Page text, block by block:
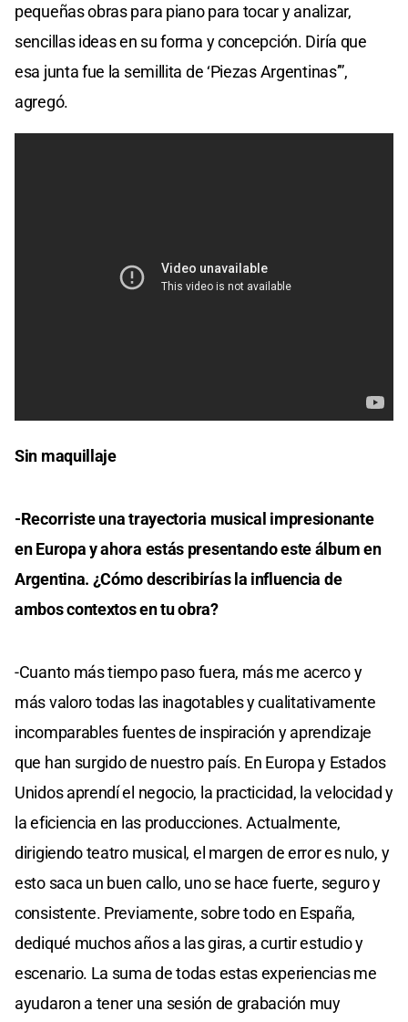
pequeñas obras para piano para tocar y analizar,
sencillas ideas en su forma y concepción. Diría que
esa junta fue la semillita de ‘Piezas Argentinas’”,
agregó.
Sin maquillaje
-Recorriste una trayectoria musical impresionante
en Europa y ahora estás presentando este álbum en
Argentina. ¿Cómo describirías la influencia de
ambos contextos en tu obra?
-Cuanto más tiempo paso fuera, más me acerco y
más valoro todas las inagotables y cualitativamente
incomparables fuentes de inspiración y aprendizaje
que han surgido de nuestro país. En Europa y Estados
Unidos aprendí el negocio, la practicidad, la velocidad y
la eficiencia en las producciones. Actualmente,
dirigiendo teatro musical, el margen de error es nulo, y
esto saca un buen callo, uno se hace fuerte, seguro y
consistente. Previamente, sobre todo en España,
dediqué muchos años a las giras, a curtir estudio y
escenario. La suma de todas estas experiencias me
ayudaron a tener una sesión de grabación muy